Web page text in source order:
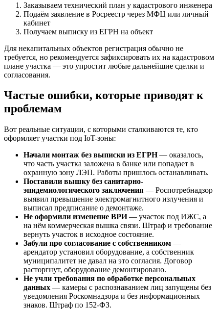
Заказываем технический план у кадастрового инженера
Подаём заявление в Росреестр через МФЦ или личный
кабинет
Получаем выписку из ЕГРН на объект
Для некапитальных объектов регистрация обычно не
требуется, но рекомендуется зафиксировать их на кадастровом
плане участка — это упростит любые дальнейшие сделки и
согласования.
Частые ошибки, которые приводят к
проблемам
Вот реальные ситуации, с которыми сталкиваются те, кто
оформляет участки под IoT-зоны:
Начали монтаж без выписки из ЕГРН— оказалось,
что часть участка заложена в банке или попадает в
охранную зону ЛЭП. Работы пришлось останавливать.
Поставили вышку без санитарно-
эпидемиологического заключения — Роспотребнадзор
выявил превышение электромагнитного излучения и
выписал предписание о демонтаже.
Не оформили изменение ВРИ— участок под ИЖС, а
на нём коммерческая вышка связи. Штраф и требование
вернуть участок в исходное состояние.
Забули про согласование с собственником —
арендатор установил оборудование, а собственник
муниципалитет не давал на это согласия. Договор
расторгнут, оборудование демонтировано.
Не учли требования по обработке персональных
данных — камеры с распознаванием лиц запущены без
уведомления Роскомнадзора и без информационных
знаков. Штраф по 152-ФЗ.